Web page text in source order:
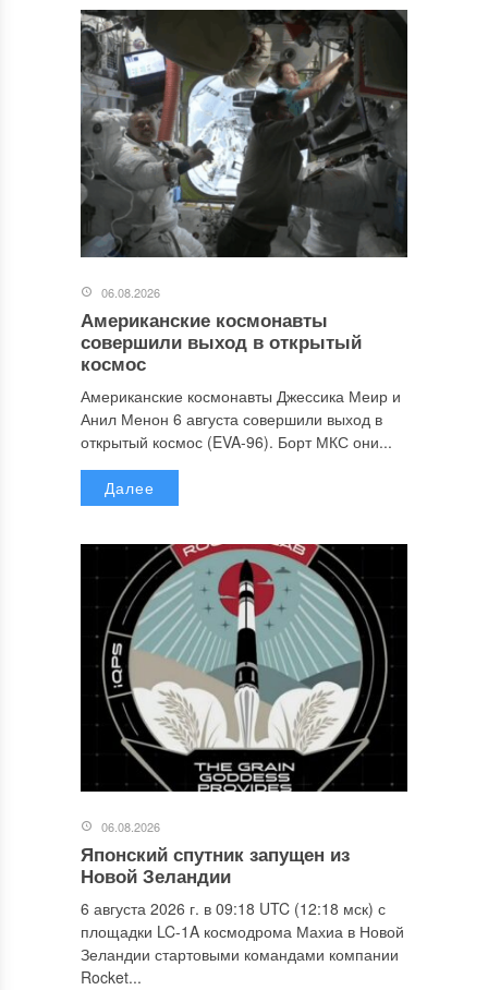
06.08.2026
Американские космонавты
совершили выход в открытый
космос
Американские космонавты Джессика Меир и
Анил Менон 6 августа совершили выход в
открытый космос (EVA-96). Борт МКС они...
Далее
06.08.2026
Японский спутник запущен из
Новой Зеландии
6 августа 2026 г. в 09:18 UTC (12:18 мск) с
площадки LC-1A космодрома Махиа в Новой
Зеландии стартовыми командами компании
Rocket...